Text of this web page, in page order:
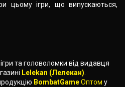
цьому ігри, що випускаються,
та головоломки від видавця
Lelekan (Лелекан)
BombatGameОптом у